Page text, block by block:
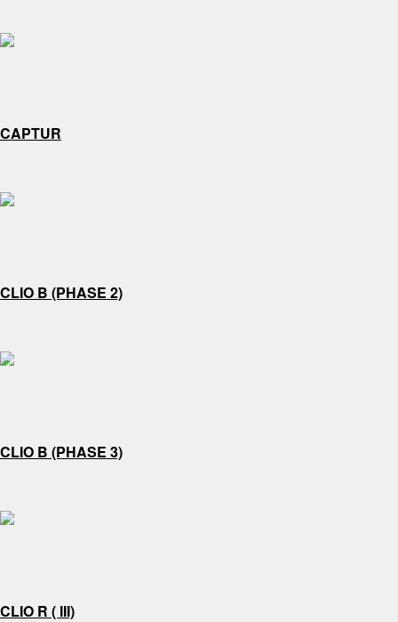
CAPTUR
CLIO B (PHASE 2)
CLIO B (PHASE 3)
CLIO R ( III)